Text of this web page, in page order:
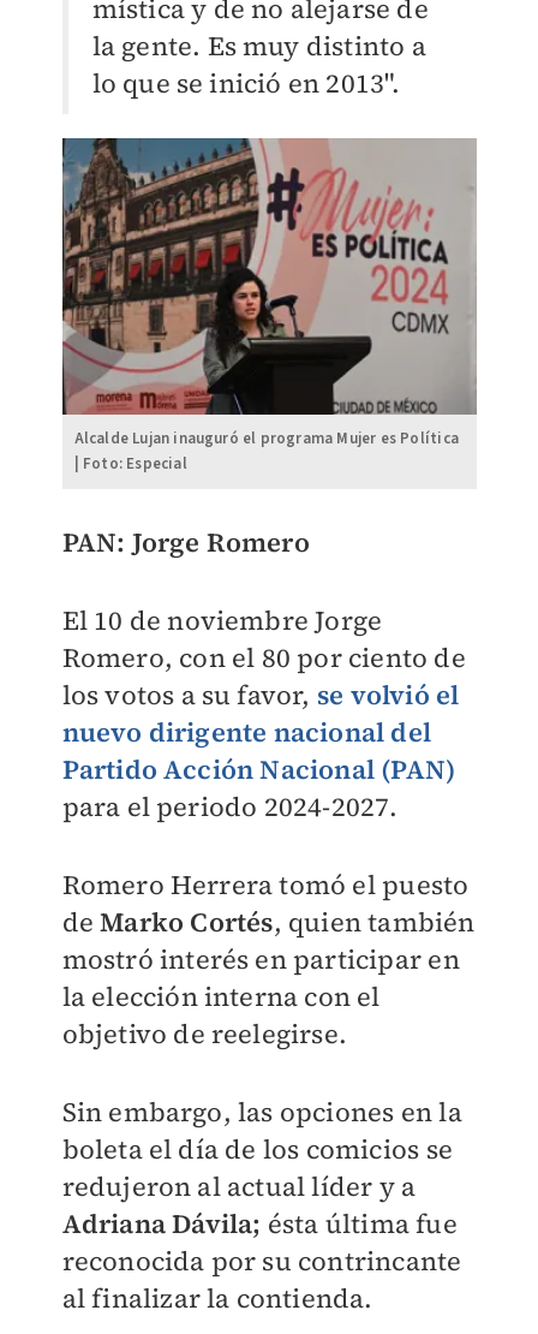
mística y de no alejarse de
la gente. Es muy distinto a
lo que se inició en 2013".
Alcalde Lujan inauguró el programa Mujer es Política
| Foto: Especial
PAN: Jorge Romero
El 10 de noviembre Jorge
Romero, con el 80 por ciento de
los votos a su favor, se volvió el
nuevo dirigente nacional del
Partido Acción Nacional (PAN)
para el periodo 2024-2027.
Romero Herrera tomó el puesto
deMarko Cortés, quien también
mostró interés en participar en
la elección interna con el
objetivo de reelegirse.
Sin embargo, las opciones en la
boleta el día de los comicios se
redujeron al actual líder y a
Adriana Dávila; ésta última fue
reconocida por su contrincante
al finalizar la contienda.